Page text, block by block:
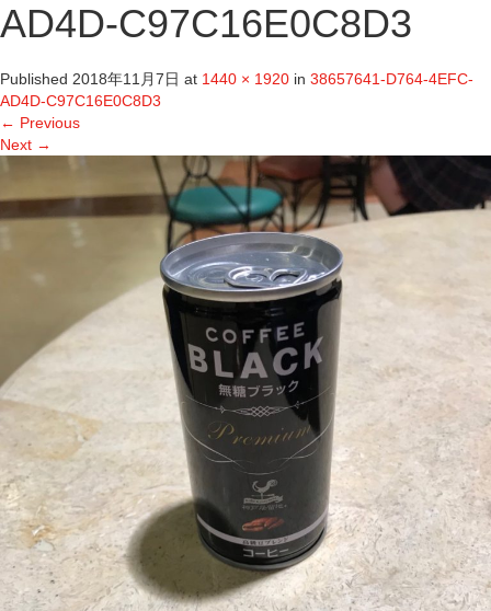
n
AD4D-C97C16E0C8D3
Published 2018年11月7日 at 1440 × 1920 in 38657641-D764-4EFC-
AD4D-C97C16E0C8D3
← Previous
Next →